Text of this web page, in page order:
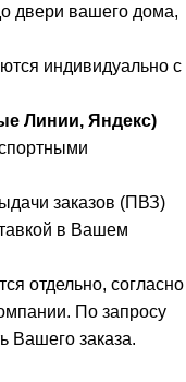
двери вашего дома,
индивидуально с
Линии, Яндекс)
заказов (ПВЗ)
в Вашем
отдельно, согласно
По запросу
Вашего заказа.